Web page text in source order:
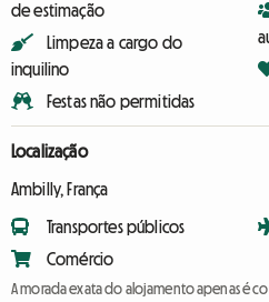
de estimação
Limpeza a cargo do
inquilino
Festas não permitidas
Localização
Ambilly, França
Transportes públicos
Comércio
A morada exata do alojamento apenas é